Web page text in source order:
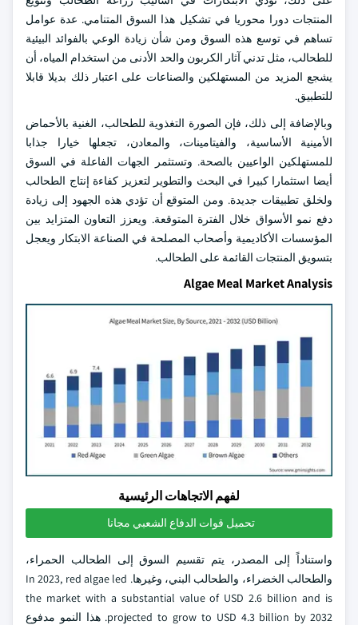
المنتجات دورا محوريا في تشكيل هذا السوق المتنامي. عدة عوامل
تساهم في توسع هذه السوق ومن شأن زيادة الوعي بالفوائد البيئية
للطحالب، مثل تدني آثار الكربون والحد الأدنى من استخدام المياه، أن
يشجع المزيد من المستهلكين والصناعات على اعتبار ذلك بديلا قابلا
للتطبيق.
وبالإضافة إلى ذلك، فإن الصورة التغذوية للطحالب، الغنية بالأحماض
الأمينية الأساسية، والفيتامينات، والمعادن، تجعلها خيارا جذابا
للمستهلكين الواعيين بالصحة. وتستثمر الجهات الفاعلة في السوق
أيضا استثمارا كبيرا في البحث والتطوير لتعزيز كفاءة إنتاج الطحالب
ولخلق تطبيقات جديدة. ومن المتوقع أن تؤدي هذه الجهود إلى زيادة
دفع نمو الأسواق خلال الفترة المتوقعة. ويعزز التعاون المتزايد بين
المؤسسات الأكاديمية وأصحاب المصلحة في الصناعة الابتكار ويعجل
بتسويق المنتجات القائمة على الطحالب.
Algae Meal Market Analysis
لفهم الاتجاهات الرئيسية
تحميل قوات الدفاع الشعبي مجانا
واستناداً إلى المصدر، يتم تقسيم السوق إلى الطحالب الحمراء،
والطحالب الخضراء، والطحالب البني، وغيرها. In 2023, red algae led
the market with a substantial value of USD 2.6 billion and is
projected to grow to USD 4.3 billion by 2032. هذا النمو مدفوع